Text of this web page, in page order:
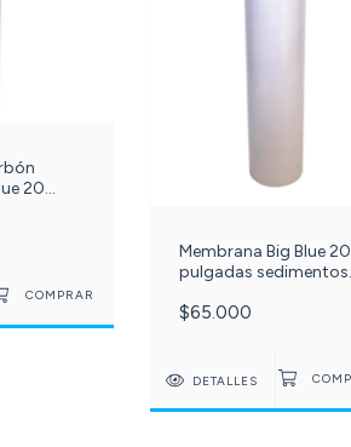
20
Membrana Big Blue 20
pulgadas sedimentos
c-029-
$65.000
DETALLES